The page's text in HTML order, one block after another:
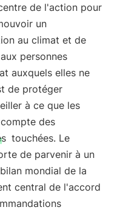
de l'action pour
un
au climat et de
personnes
auxquels elles ne
de protéger
à ce que les
des
touchées. Le
de parvenir à un
mondial de la
central de l'accord